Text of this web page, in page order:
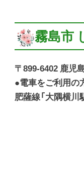
霧島市
〒899-6402 鹿児
●電車をご利用の
肥薩線「大隅横川